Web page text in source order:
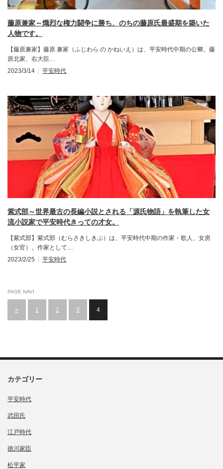
藤原兼家～熾烈な権力闘争に勝ち、のちの藤原氏最盛期を築いた
人物です。
【藤原兼家】藤原 兼家（ふじわら の かねいえ）は、平安時代中期の公卿。藤
原北家、右大臣…
2023/3/14
平安時代
紫式部～世界最古の長編小説とされる「源氏物語」を執筆した女
流小説家で平安時代きっての才女。
【紫式部】紫式部（むらさきしきぶ）は、平安時代中期の作家・歌人、女房
（女官）。作家として…
2023/2/25
平安時代
PAGE NAVI
« 1 2 3 4
カテゴリー
平安時代
武田氏
江戸時代
徳川家臣
松平家